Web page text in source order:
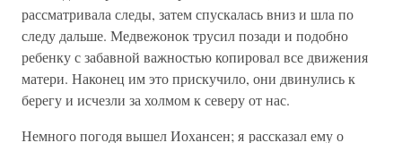
рассматривала следы, затем спускалась вниз и шла по
следу дальше. Медвежонок трусил позади и подобно
ребенку с забавной важностью копировал все движения
матери. Наконец им это прискучило, они двинулись к
берегу и исчезли за холмом к северу от нас.
Немного погодя вышел Иохансен; я рассказал ему о